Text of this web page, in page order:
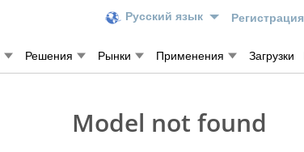
Русский язык Регистрация
Решения Рынки Применения Загрузки
Model not found